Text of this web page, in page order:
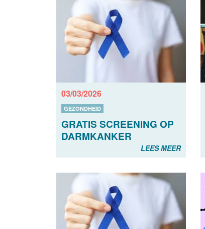
03/03/2026
GEZONDHEID
GRATIS SCREENING OP
DARMKANKER
LEES MEER